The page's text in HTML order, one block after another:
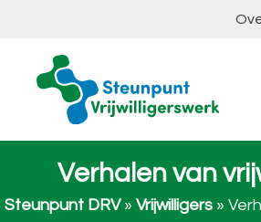
Verhalen van
Steunpunt DRV» Vrijwilligers »